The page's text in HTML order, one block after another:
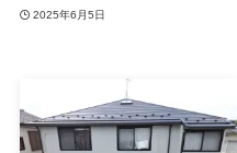
2025年6月5日